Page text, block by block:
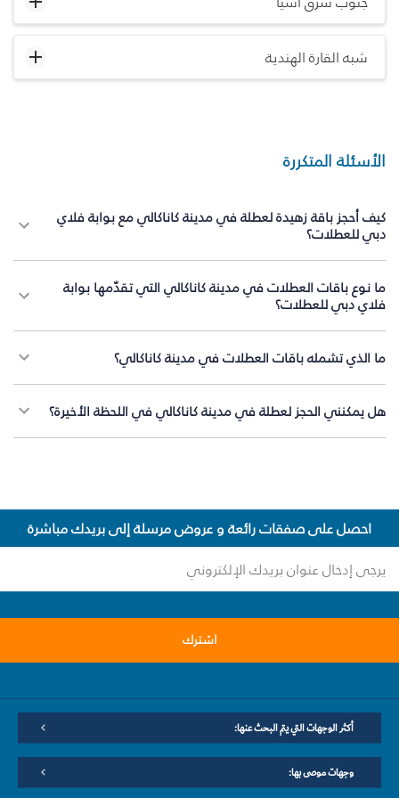
شبه القارة الهندية
الأسئلة المتكررة
كيف أحجز باقة زهيدة لعطلة في مدينة كاناكالي مع بوابة فلاي
دبي للعطلات؟
ما نوع باقات العطلات في مدينة كاناكالي التي تقدّمها بوابة
فلاي دبي للعطلات؟
ما الذي تشمله باقات العطلات في مدينة كاناكالي؟
هل يمكنني الحجز لعطلة في مدينة كاناكالي في اللحظة الأخيرة؟
احصل على صفقات رائعة و عروض مرسلة إلى بريدك مباشرة
اشترك
أكثر الوجهات التي يتم البحث عنها:
وجهات موصى بها: